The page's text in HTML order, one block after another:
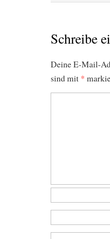
Schreibe
Deine E-Mail-
sind mit *